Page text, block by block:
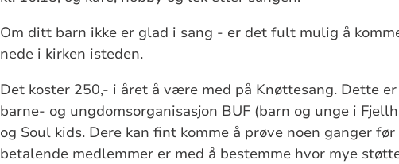
Om ditt barn ikke er glad i sang - er det fult mulig å
nede i kirken isteden.
Det koster 250,- i året å være med på Knøttesang. Dette
barne- og ungdomsorganisasjon BUF (barn og unge i
og Soul kids. Dere kan fint komme å prøve noen ganger
betalende medlemmer er med å bestemme hvor mye